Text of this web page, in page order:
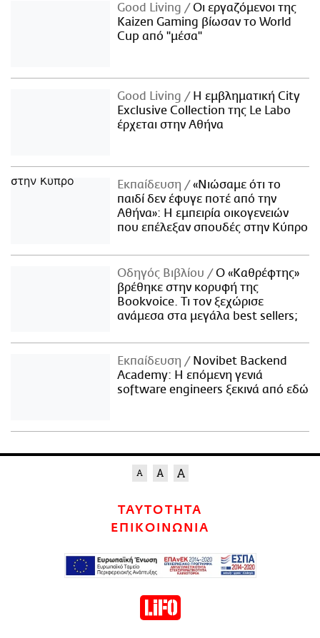
Good Living
Οι εργαζόμενοι της
Kaizen Gaming βίωσαν το World
Cup από "μέσα"
Good Living
Η εμβληματική City
Exclusive Collection της Le Labo
έρχεται στην Αθήνα
Εκπαίδευση
«Νιώσαμε ότι το
παιδί δεν έφυγε ποτέ από την
Αθήνα»: Η εμπειρία οικογενειών
που επέλεξαν σπουδές στην Κύπρο
Οδηγός Βιβλίου
Ο «Καθρέφτης»
βρέθηκε στην κορυφή της
Bookvoice. Τι τον ξεχώρισε
ανάμεσα στα μεγάλα best sellers;
Εκπαίδευση
Novibet Backend
Academy: Η επόμενη γενιά
software engineers ξεκινά από εδώ
ΤΑΥΤΟΤΗΤΑ
ΕΠΙΚΟΙΝΩΝΙΑ